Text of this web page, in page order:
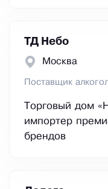
ТД Небо
Москва
Поставщик
Торговый дом
импортер
брендов